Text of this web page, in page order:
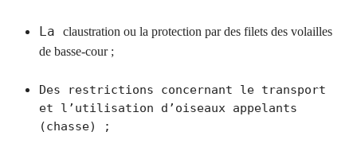
La claustration ou la protection par des filets des volailles
de basse-cour ;
Des restrictions concernant le transport
et l’utilisation d’oiseaux appelants
(chasse) ;